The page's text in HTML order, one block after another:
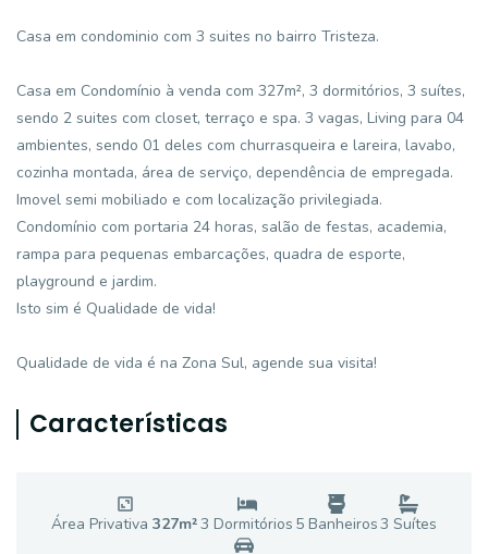
Casa em condominio com 3 suites no bairro Tristeza.
Casa em Condomínio à venda com 327m², 3 dormitórios, 3 suítes,
sendo 2 suites com closet, terraço e spa. 3 vagas, Living para 04
ambientes, sendo 01 deles com churrasqueira e lareira, lavabo,
cozinha montada, área de serviço, dependência de empregada.
Imovel semi mobiliado e com localização privilegiada.
Condomínio com portaria 24 horas, salão de festas, academia,
rampa para pequenas embarcações, quadra de esporte,
playground e jardim.
Isto sim é Qualidade de vida!
Qualidade de vida é na Zona Sul, agende sua visita!
Características
Área Privativa 327m²3 Dormitórios 5 Banheiros3 Suítes